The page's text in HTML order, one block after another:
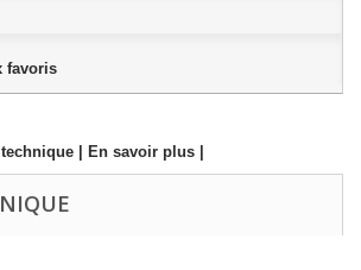
favoris
En savoir plus